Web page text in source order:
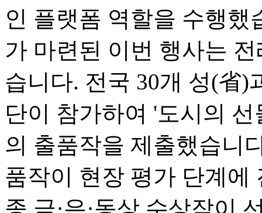
인 플랫폼 역할을 수행
가 마련된 이번 행사는
습니다. 전국 30개 성(省)
단이 참가하여 '도시의
의 출품작을 제출했습니
품작이 현장 평가 단계에
종 금·은·동상 수상작이